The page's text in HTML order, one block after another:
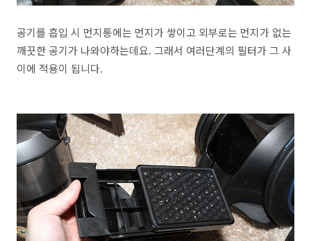
공기를 흡입 시 먼지통에는 먼지가 쌓이고 외부로는 먼지가 없는
깨끗한 공기가 나와야하는데요. 그래서 여러단계의 필터가 그 사
이에 적용이 됩니다.